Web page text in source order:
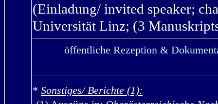
(Einladung/ invited speaker;
Universität Linz; (3
öffentliche Rezeption &
* Sonstiges/ Berichte (1):